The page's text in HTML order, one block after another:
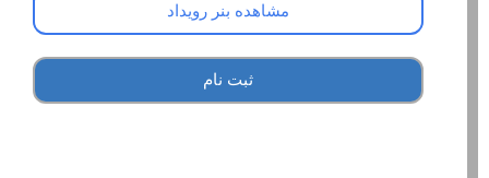
مشاهده بنر رویداد
ثبت نام